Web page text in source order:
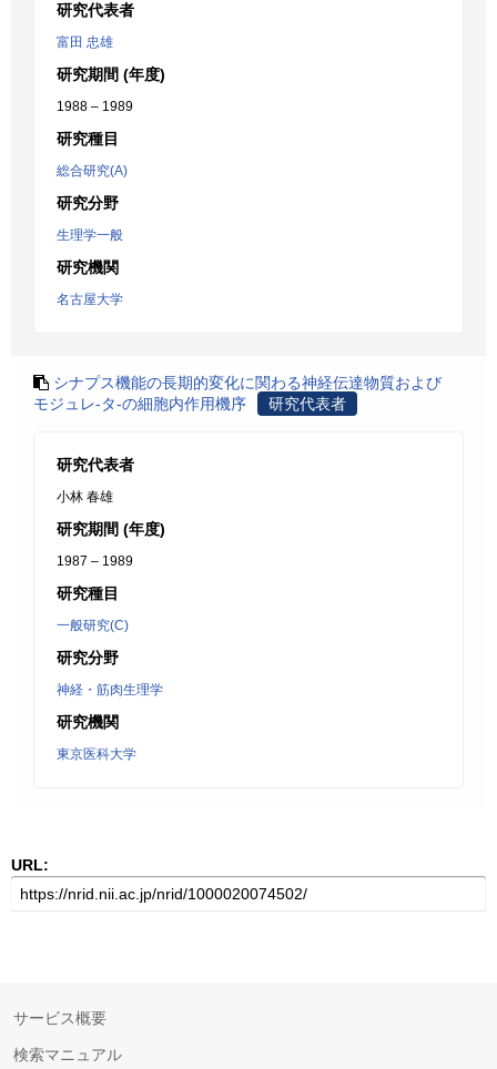
研究代表者
富田 忠雄
研究期間 (年度)
1988 – 1989
研究種目
総合研究(A)
研究分野
生理学一般
研究機関
名古屋大学
シナプス機能の長期的変化に関わる神経伝達物質および
モジュレ-タ-の細胞内作用機序
研究代表者
研究代表者
小林 春雄
研究期間 (年度)
1987 – 1989
研究種目
一般研究(C)
研究分野
神経・筋肉生理学
研究機関
東京医科大学
URL:
サービス概要
検索マニュアル